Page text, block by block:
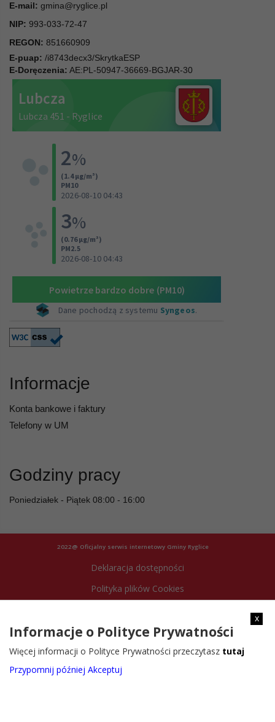
E-mail: gmina@ryglice.pl
NIP: 993-033-72-47
REGON: 851660909
E-puap: /i8743decx3/SkrytkaESP
E-Doręczenia: AE:PL-50947-36669-BGJAR-30
Informacje
Konta bankowe i faktury
Telefony w UM
Godziny pracy
Poniedziałek - Piątek 08:00 - 16:00
2022@ Oficjalny serwis internetowy Gminy Ryglice
Deklaracja dostępności
Polityka plików Cookies
x
Informacje o Polityce Prywatności
Więcej informacji o Polityce Prywatności przeczytasz tutaj
Przypomnij później Akceptuj